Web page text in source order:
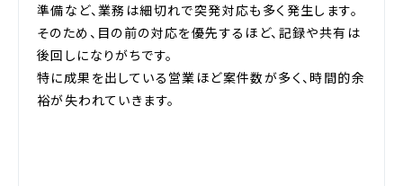
準備など、業務は細切れで突発対応も多く発生します。
そのため、目の前の対応を優先するほど、記録や共有は
後回しになりがちです。
特に成果を出している営業ほど案件数が多く、時間的余
裕が失われていきます。